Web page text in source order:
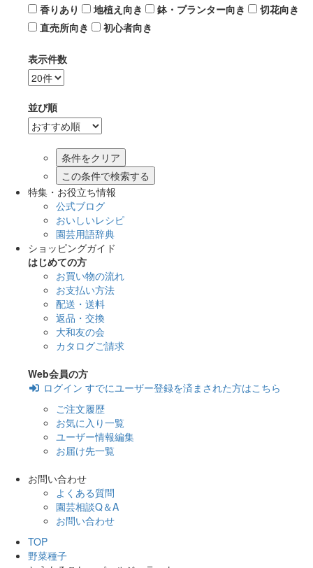
香りあり
地植え向き 鉢・プランター向き
切花向き
直売所向き
初心者向き
表示件数
並び順
この条件で検索する
特集・お役立ち情報
公式ブログ
おいしいレシピ
園芸用語辞典
ショッピングガイド
はじめての方
お買い物の流れ
お支払い方法
配送・送料
返品・交換
大和友の会
カタログご請求
Web会員の方
ログイン すでにユーザー登録を済まされた方はこちら
ご注文履歴
お気に入り一覧
ユーザー情報編集
お届け先一覧
お問い合わせ
よくある質問
園芸相談Q＆A
お問い合わせ
TOP
野菜種子